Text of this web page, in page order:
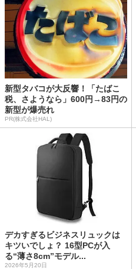
新型タバコが大反響！「たばこ
税、さようなら」600円→83円の
新型が爆売れ
PR(株式会社HAL)
デカすぎるビジネスリュックは
キツいでしょ？ 16型PCが入
る“薄さ8cm”モデル...
2026年5月20日